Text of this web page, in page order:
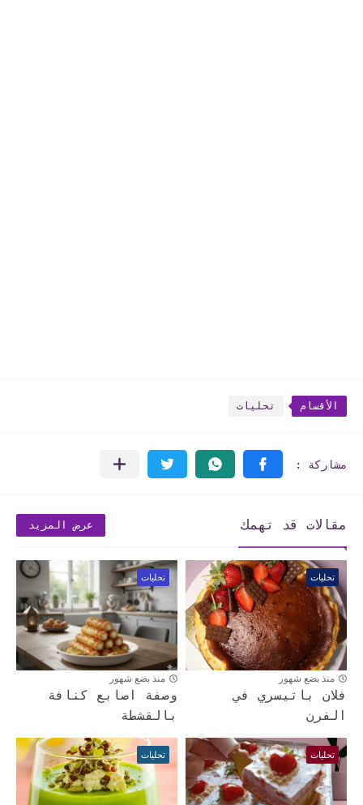
الأقسام تحليات
مقالات قد تهمك عرض المزيد
تحليات
منذ بضع شهور
فلان باتيسري في
الفرن
تحليات
منذ بضع شهور
وصفة اصابع كنافة
بالقشطة
تحليات تحليات